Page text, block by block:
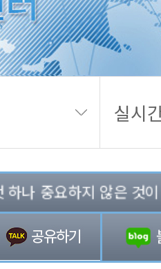
실시
중요하지 않은 것